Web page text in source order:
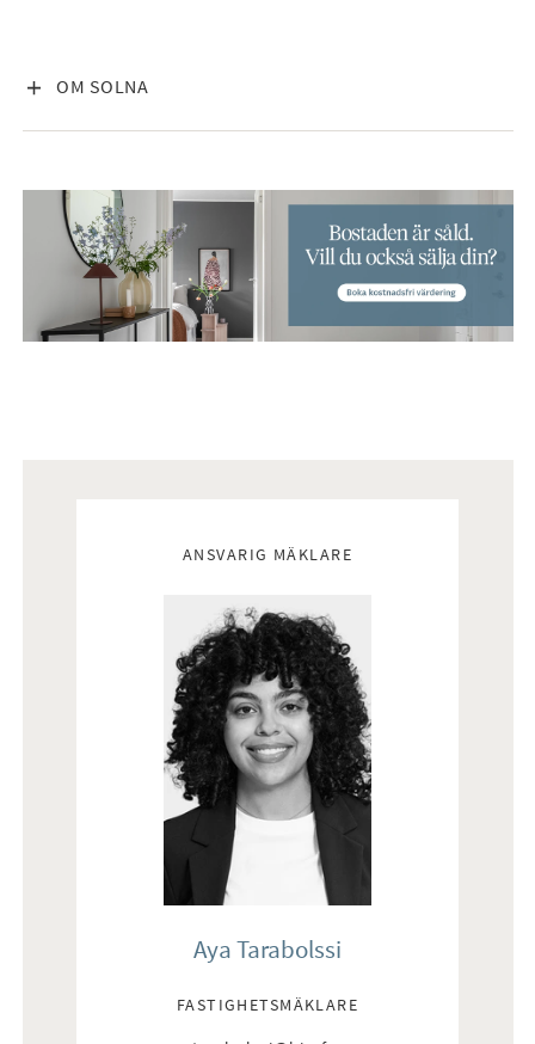
OM SOLNA
VISA INNEHÅLL
ANSVARIG MÄKLARE
Aya Tarabolssi
FASTIGHETSMÄKLARE